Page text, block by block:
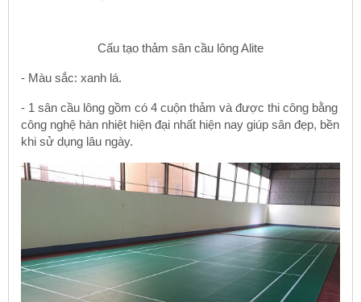
Cấu tạo thảm sân cầu lông Alite
- Màu sắc: xanh lá.
- 1 sân cầu lông gồm có 4 cuộn thảm và được thi công bằng
công nghệ hàn nhiệt hiện đại nhất hiện nay giúp sân đẹp, bền
khi sử dụng lâu ngày.